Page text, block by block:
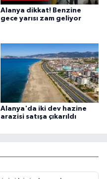
Alanya dikkat! Benzine
gece yarısı zam geliyor
Alanya'da iki dev hazine
arazisi satışa çıkarıldı